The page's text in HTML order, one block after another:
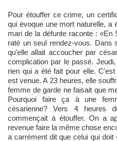
Pour étouffer ce crime, un
qui évoque une mort naturelle, a
mari de la défunte raconte :
raté un seul rendez-vous. Dans
qu'elle allait accoucher par
complication par le passé.
rien qui a été fait pour elle.
est venue. A 23 heures, elle
femme de garde ne faisait que
Pourquoi faire ça à une
césarienne? Vers 4 heures
commençait à étouffer. On a
revenue faire la même chose
a carrément dit que celui qui